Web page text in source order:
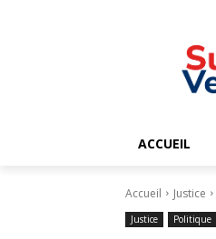
ACCUEIL
Accueil Justice
Justice Politique